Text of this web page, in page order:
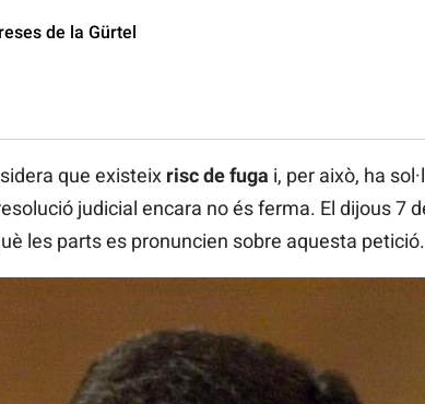
de la Gürtel
que existeix risc de fuga i, per això, ha
judicial encara no és ferma. El dijous 7
les parts es pronuncien sobre aquesta petició.